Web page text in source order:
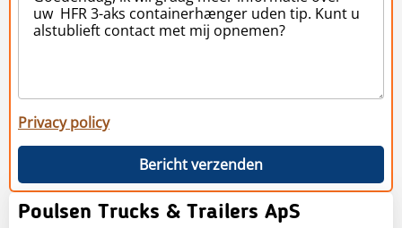
Privacy policy
Bericht verzenden
Poulsen Trucks & Trailers ApS